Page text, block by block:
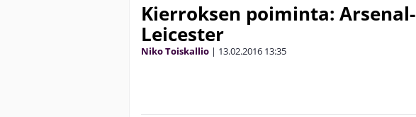
Kierroksen poiminta: Arsenal-
Leicester
Niko Toiskallio | 13.02.2016 13:35